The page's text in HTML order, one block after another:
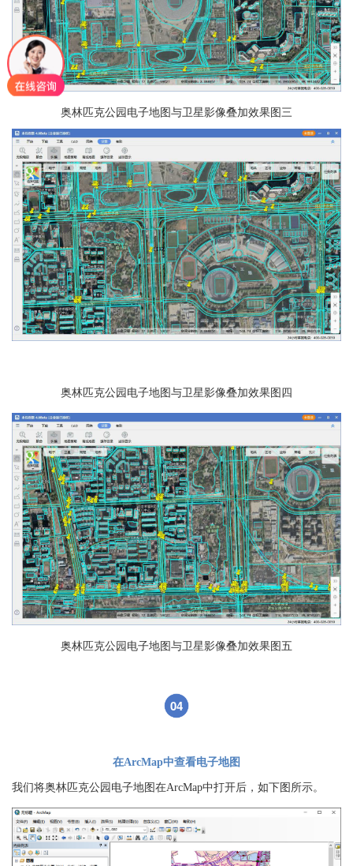
奥林匹克公园电子地图与卫星影像叠加效果图三
奥林匹克公园电子地图与卫星影像叠加效果图四
奥林匹克公园电子地图与卫星影像叠加效果图五
04
在ArcMap中查看电子地图
我们将奥林匹克公园电子地图在ArcMap中打开后，如下图所示。